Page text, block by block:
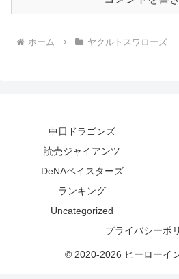
ホーム ヤクルトスワローズ
中日ドラゴンズ
読売ジャイアンツ
DeNAベイスターズ
ランキング
Uncategorized
プライバシーポ
© 2020-2026 ヒーローイ